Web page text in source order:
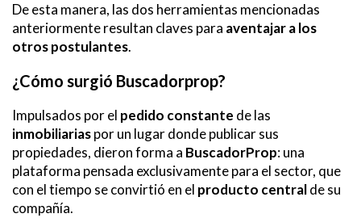
De esta manera, las dos herramientas mencionadas
anteriormente resultan claves para aventajar a los
otros postulantes.
¿Cómo surgió Buscadorprop?
Impulsados por el pedido constante de las
inmobiliariaspor un lugar donde publicar sus
propiedades, dieron forma a BuscadorProp: una
plataforma pensada exclusivamente para el sector, que
con el tiempo se convirtió en el producto centralde su
compañía.